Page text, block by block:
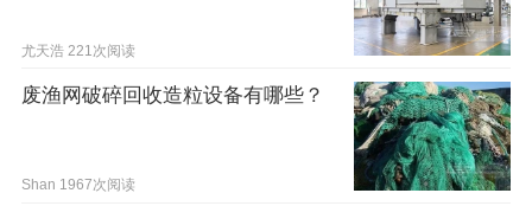
尤天浩 221次阅读
废渔网破碎回收造粒设备有哪些？
Shan 1967次阅读